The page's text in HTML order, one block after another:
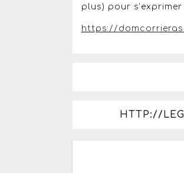
plus) pour
https://
HTTP://